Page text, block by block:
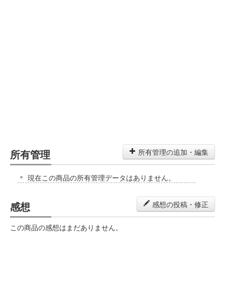
所有管理 所有管理の追加・編集
現在この商品の所有管理データはありません。
感想 感想の投稿・修正
この商品の感想はまだありません。